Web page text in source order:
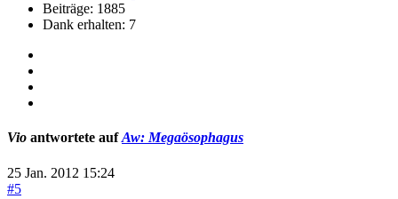
Beiträge: 1885
Dank erhalten: 7
Vio antwortete aufAw: Megaösophagus
25 Jan. 2012 15:24
#5